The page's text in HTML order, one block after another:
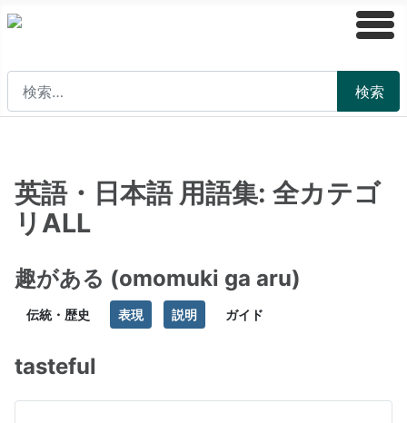
検索
検索
英語・日本語 用語集: 全カテゴ
リALL
趣がある (omomuki ga aru)
伝統・歴史 表現 説明 ガイド
tasteful